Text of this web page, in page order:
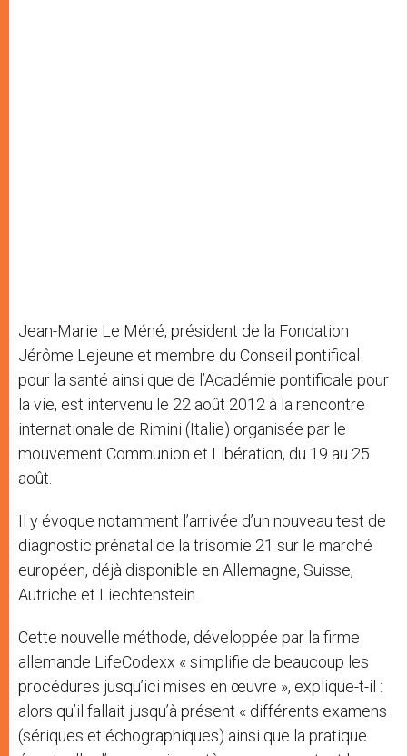
Jean-Marie Le Méné, président de la Fondation
Jérôme Lejeune et membre du Conseil pontifical
pour la santé ainsi que de l’Académie pontificale pour
la vie, est intervenu le 22 août 2012 à la rencontre
internationale de Rimini (Italie) organisée par le
mouvement Communion et Libération, du 19 au 25
août.
Il y évoque notamment l’arrivée d’un nouveau test de
diagnostic prénatal de la trisomie 21 sur le marché
européen, déjà disponible en Allemagne, Suisse,
Autriche et Liechtenstein.
Cette nouvelle méthode, développée par la firme
allemande LifeCodexx « simplifie de beaucoup les
procédures jusqu’ici mises en œuvre », explique-t-il :
alors qu’il fallait jusqu’à présent « différents examens
(sériques et échographiques) ainsi que la pratique